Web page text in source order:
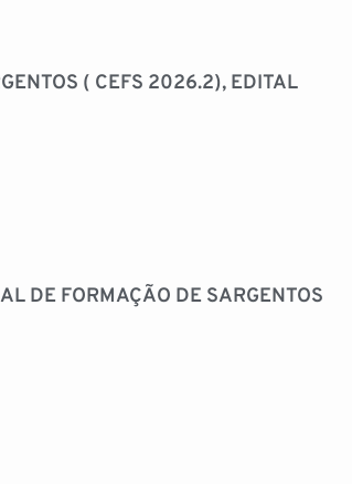
( CEFS 2026.2), EDITAL
DE FORMAÇÃO DE SARGENTOS